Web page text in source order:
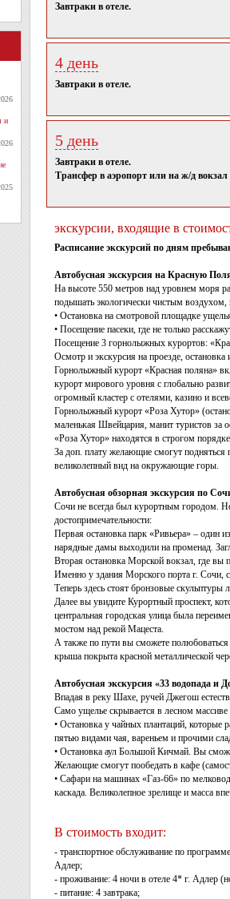
и
Завтраки в отеле.
4 день
Завтраки в отеле.
5 день
Завтраки в отеле.
Трансфер в аэропорт или на ж/д вокзал
экскурсии, входящие в
Расписание экскурсий по дням
Автобусная экскурсия на Красную
На высоте 550 метров над уровнем моря
подышать экологически чистым
• Остановка на смотровой площадке
• Посещение пасеки, где не только
Посещение 3 горнолыжных курортов:
Осмотр и экскурсия на проезде,
Горнолыжный курорт «Красная поляна»
курорт мирового уровня с глобально
огромный кластер с отелями, казино и
Горнолыжный курорт «Роза Хутор»
маленькая Швейцария, манит туристов за
«Роза Хутор» находятся в строгом
За доп. плату желающие смогут подняться
великолепный вид на окружающие горы.
Автобусная обзорная экскурсия по
Сочи не всегда был курортным городом.
достопримечательности:
Первая остановка парк «Ривьера» – один
нарядные дамы выходили на променад.
Вторая остановка Морской вокзал, где
Именно у здания Морского порта г. Сочи,
Теперь здесь стоят бронзовые
Далее вы увидите Курортный проспект,
центральная городская улица была
мостом над рекой Мацеста.
А также по пути вы сможете
крыша покрыта красной металлической
Автобусная экскурсия «33 водопада и
Впадая в реку Шахе, ручей Джегош
Само ущелье скрывается в лесном
• Остановка у чайных плантаций, которые
пятью видами чая, вареньем и прочими
• Остановка аул Большой Кичмай. Вы
Желающие смогут пообедать в кафе
• Сафари на машинах «Газ-66» по
каскада. Великолепное зрелище и масса
В стоимость входит:
- транспортное обслуживание по
Адлер;
- проживание: 4 ночи в отеле 4* г. Адлер
- питание: 4 завтрака;